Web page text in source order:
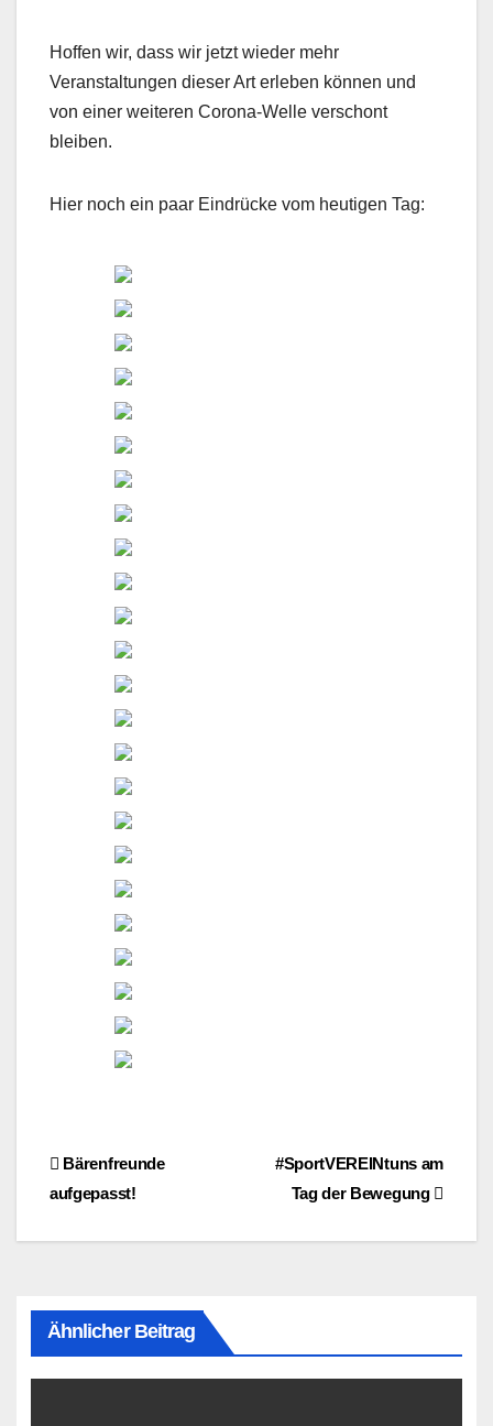
Hoffen wir, dass wir jetzt wieder mehr
Veranstaltungen dieser Art erleben können und
von einer weiteren Corona-Welle verschont
bleiben.
Hier noch ein paar Eindrücke vom heutigen Tag:
Beitragsnavigation#SportVEREINtuns am
Tag der Bewegung
Bärenfreunde
aufgepasst!
Ähnlicher Beitrag